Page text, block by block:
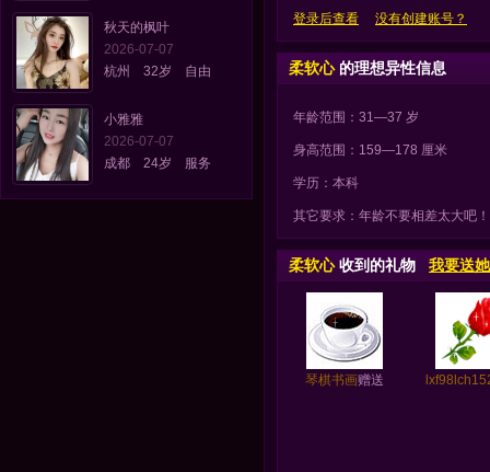
秋天的枫叶
2026-07-07
杭州 32岁 自由
小雅雅
2026-07-07
成都 24岁 服务
登录后查看 没有创建账号？
柔软心的理想异性信息
年龄范围：31—37 岁
身高范围：159—178 厘米
学历：本科
其它要求：年龄不要相差太大吧！
柔软心收到的礼物 我要送
琴棋书画赠送